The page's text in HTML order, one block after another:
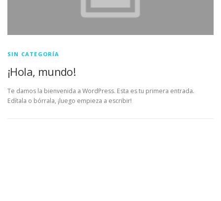
SIN CATEGORÍA
¡Hola, mundo!
Te damos la bienvenida a WordPress. Esta es tu primera entrada.
Edítala o bórrala, ¡luego empieza a escribir!